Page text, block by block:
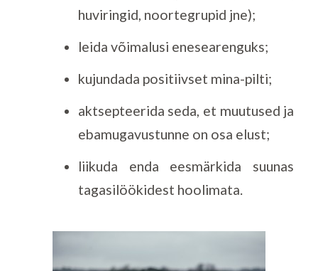
huviringid, noortegrupid jne);
leida võimalusi enesearenguks;
kujundada positiivset mina-pilti;
aktsepteerida seda, et muutused ja
ebamugavustunne on osa elust;
liikuda enda eesmärkida suunas
tagasilöökidest hoolimata.